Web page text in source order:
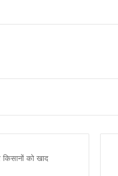
को खाद